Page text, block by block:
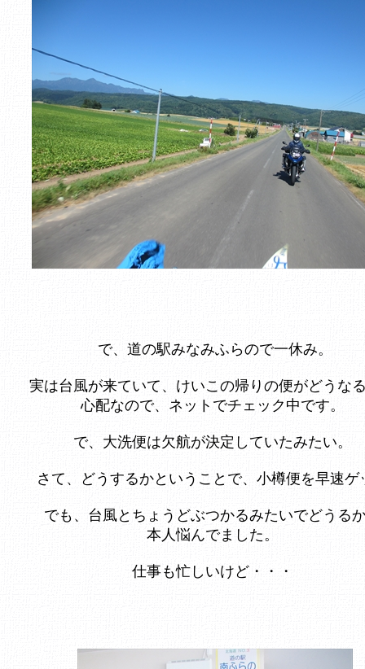
で、道の駅みなみふらので一休み。
実は台風が来ていて、けいこの帰りの便がどうな
心配なので、ネットでチェック中です。
で、大洗便は欠航が決定していたみたい。
さて、どうするかということで、小樽便を早速ゲ
でも、台風とちょうどぶつかるみたいでどうる
本人悩んでました。
仕事も忙しいけど・・・